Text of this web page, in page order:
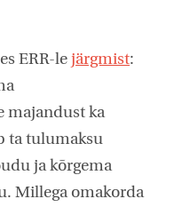
ERR-le järgmist:
majandust ka
ta tulumaksu
ja kõrgema
Millega omakorda